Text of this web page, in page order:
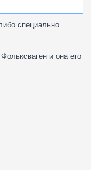
специально
и она его